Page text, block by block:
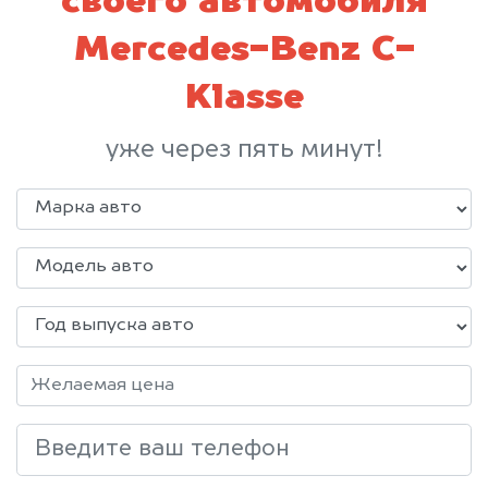
Mercedes-Benz C-
Klasse
уже через пять минут!